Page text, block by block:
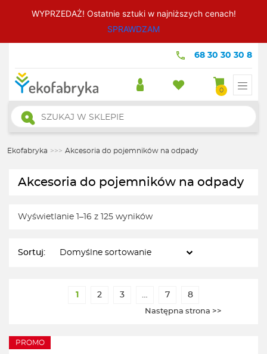
WYPRZEDAŻ! Ostatnie sztuki w najniższych cenach!
SPRAWDZAM
68 30 30 30 8
0
Wyszukiwarka
produktów
Ekofabryka >>> Akcesoria do pojemników na odpady
Akcesoria do pojemników na odpady
Wyświetlanie 1–16 z 125 wyników
Sortuj:
1 2 3 … 7 8
Następna strona >>
PROMO